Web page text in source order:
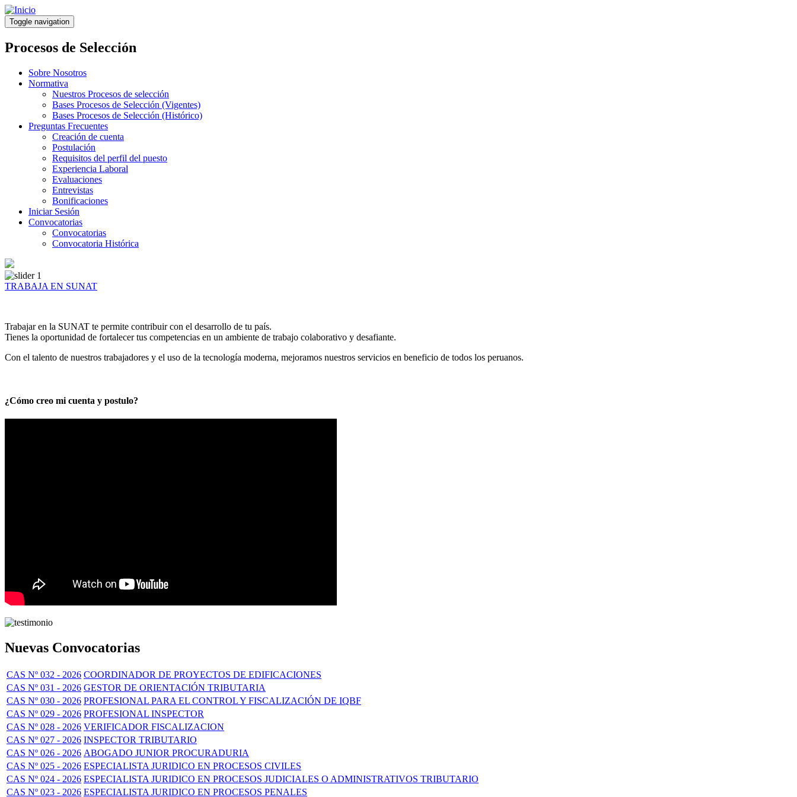
Pasar
al
contenido
principal
Toggle navigation
Procesos de Selección
Sobre Nosotros
Normativa
Nuestros Procesos de selección
Bases Procesos de Selección (Vigentes)
Bases Procesos de Selección (Histórico)
Preguntas Frecuentes
Creación de cuenta
Postulación
Requisitos del perfil del puesto
Experiencia Laboral
Evaluaciones
Entrevistas
Bonificaciones
Iniciar Sesión
Convocatorias
Convocatorias
Convocatoria Histórica
TRABAJA EN SUNAT
Trabajar en la SUNAT te permite contribuir con el desarrollo de tu país.
Tienes la oportunidad de fortalecer tus competencias en un ambiente de trabajo colaborativo y desafiante.
Con el talento de nuestros trabajadores y el uso de la tecnología moderna, mejoramos nuestros servicios en beneficio de todos los peruanos.
¿Cómo creo mi cuenta y postulo?
Nuevas Convocatorias
CAS Nº 032 - 2026 COORDINADOR DE PROYECTOS DE EDIFICACIONES
CAS Nº 031 - 2026 GESTOR DE ORIENTACIÓN TRIBUTARIA
CAS Nº 030 - 2026 PROFESIONAL PARA EL CONTROL Y FISCALIZACIÓN DE IQBF
CAS Nº 029 - 2026 PROFESIONAL INSPECTOR
CAS Nº 028 - 2026 VERIFICADOR FISCALIZACION
CAS Nº 027 - 2026 INSPECTOR TRIBUTARIO
CAS Nº 026 - 2026 ABOGADO JUNIOR PROCURADURIA
CAS Nº 025 - 2026 ESPECIALISTA JURIDICO EN PROCESOS CIVILES
CAS Nº 024 - 2026 ESPECIALISTA JURIDICO EN PROCESOS JUDICIALES O ADMINISTRATIVOS TRIBUTARIO
CAS Nº 023 - 2026 ESPECIALISTA JURIDICO EN PROCESOS PENALES